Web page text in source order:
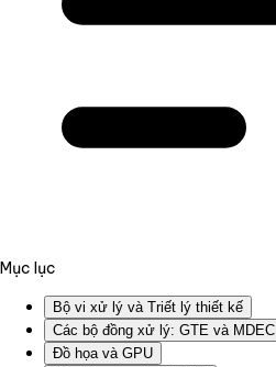
Mục lục
Bộ vi xử lý và Triết lý thiết kế
Các bộ đồng xử lý: GTE và MDEC
Đồ họa và GPU